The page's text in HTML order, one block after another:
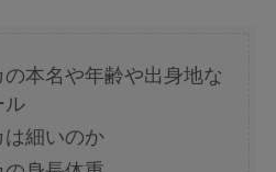
本名や年齢や出身地な
ル
は細いのか